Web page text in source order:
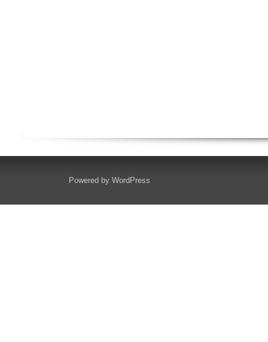
Powered by WordPress